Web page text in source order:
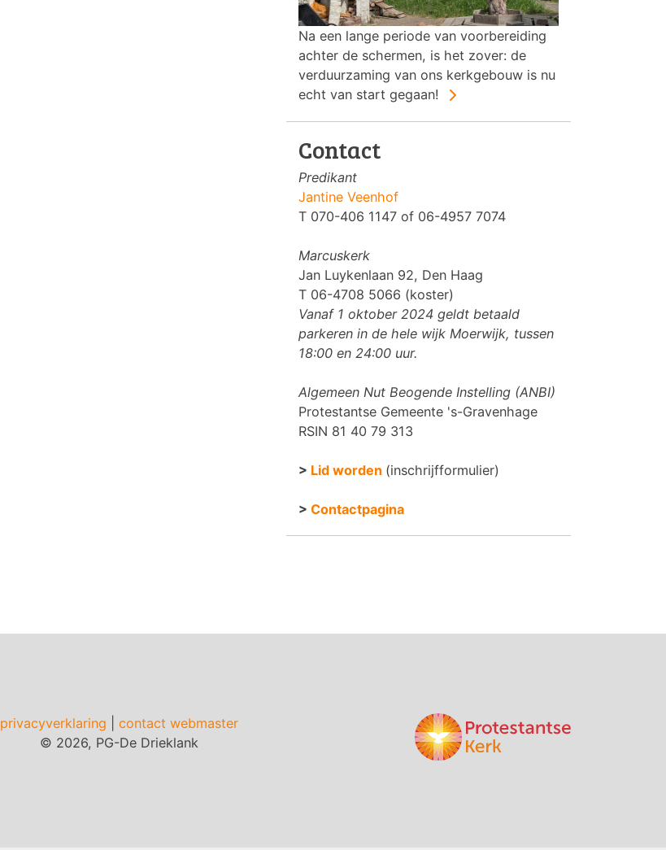
Na een lange periode van voorbereiding
achter de schermen, is het zover: de
verduurzaming van ons kerkgebouw is nu
echt van start gegaan!
Contact
Predikant
Jantine Veenhof
T 070-406 1147 of 06-4957 7074
Marcuskerk
Jan Luykenlaan 92, Den Haag
T 06-4708 5066 (koster)
Vanaf 1 oktober 2024 geldt betaald
parkeren in de hele wijk Moerwijk, tussen
18:00 en 24:00 uur.
Algemeen Nut Beogende Instelling (ANBI)
Protestantse Gemeente 's-Gravenhage
RSIN 81 40 79 313
> Lid worden (inschrijfformulier)
> Contactpagina
privacyverklaring |contact webmaster
© 2026, PG-De Drieklank